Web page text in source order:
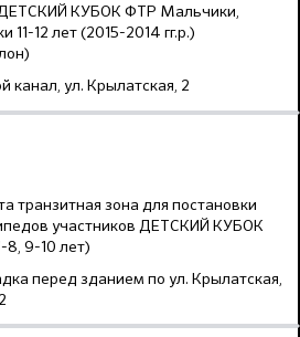
КУБОК ФТР Мальчики,
11-12 лет (2015-2014 гг.р.)
канал, ул. Крылатская, 2
транзитная зона для постановки
участников ДЕТСКИЙ КУБОК
9-10 лет)
перед зданием по ул. Крылатская,